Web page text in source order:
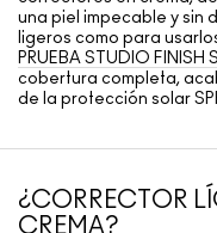
una piel impecable y sin
ligeros como para
PRUEBA STUDIO FINISH
cobertura completa,
de la protección solar
¿CORRECTOR
CREMA?